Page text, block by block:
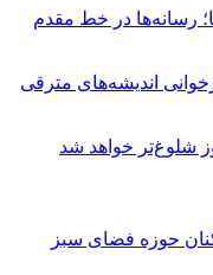
رسانه‌ها در خط مقدم
اندیشه‌های مترقی
شلوغ‌تر خواهد شد
حوزه فضای سبز